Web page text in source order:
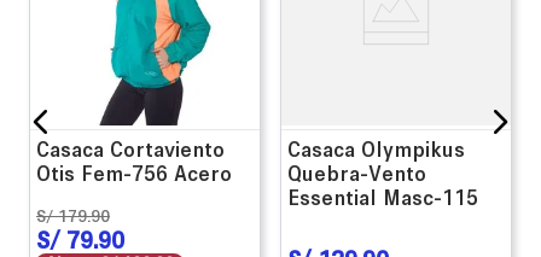
Casaca Cortaviento
Otis Fem-756 Acero
S/ 179.90
S/ 79.90
Casaca Olympikus
Quebra-Vento
Essential Masc-115